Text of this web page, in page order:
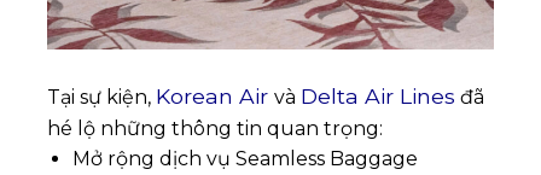
Tại sự kiện, Korean Air và Delta Air Lines đã
hé lộ những thông tin quan trọng:
Mở rộng dịch vụ Seamless Baggage